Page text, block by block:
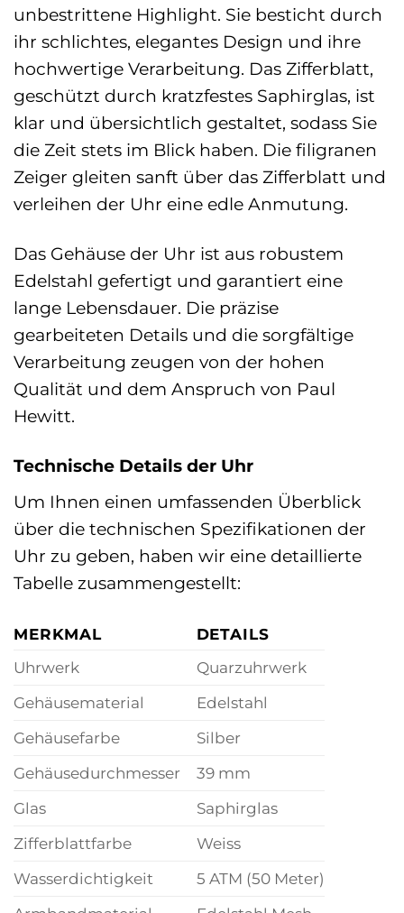
unbestrittene Highlight. Sie besticht durch
ihr schlichtes, elegantes Design und ihre
hochwertige Verarbeitung. Das Zifferblatt,
geschützt durch kratzfestes Saphirglas, ist
klar und übersichtlich gestaltet, sodass Sie
die Zeit stets im Blick haben. Die filigranen
Zeiger gleiten sanft über das Zifferblatt und
verleihen der Uhr eine edle Anmutung.
Das Gehäuse der Uhr ist aus robustem
Edelstahl gefertigt und garantiert eine
lange Lebensdauer. Die präzise
gearbeiteten Details und die sorgfältige
Verarbeitung zeugen von der hohen
Qualität und dem Anspruch von Paul
Hewitt.
Technische Details der Uhr
Um Ihnen einen umfassenden Überblick
über die technischen Spezifikationen der
Uhr zu geben, haben wir eine detaillierte
Tabelle zusammengestellt:
MERKMAL
DETAILS
Uhrwerk
Quarzuhrwerk
Gehäusematerial
Edelstahl
Gehäusefarbe
Silber
Gehäusedurchmesser
39 mm
Glas
Saphirglas
Zifferblattfarbe
Weiss
Wasserdichtigkeit
5 ATM (50 Meter)